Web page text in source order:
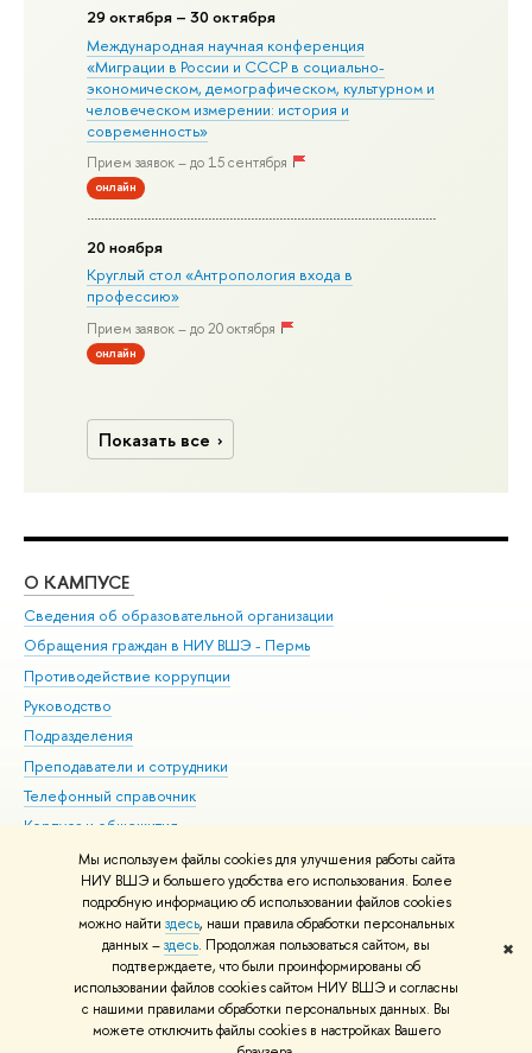
Мы используем файлы cookies для улучшения работы сайта
НИУ ВШЭ и большего удобства его использования. Более
подробную информацию об использовании файлов cookies
можно найти здесь, наши правила обработки персональных
данных –здесь. Продолжая пользоваться сайтом, вы
подтверждаете, что были проинформированы об
использовании файлов cookies сайтом НИУ ВШЭ и согласны
с нашими правилами обработки персональных данных. Вы
можете отключить файлы cookies в настройках Вашего
✖
29 октября – 30 октября
Международная научная конференция
«Миграции в Росcии и СССР в социально-
экономическом, демографическом, культурном и
человеческом измерении: история и
современность»
Прием заявок – до 15 сентября
онлайн
20 ноября
Круглый стол «Антропология входа в
профессию»
Прием заявок – до 20 октября
онлайн
Показать все
О КАМПУСЕ
Сведения об образовательной организации
Обращения граждан в НИУ ВШЭ - Пермь
Противодействие коррупции
Руководство
Подразделения
Преподаватели и сотрудники
Телефонный справочник
Корпуса и общежития
ВШЭ для студентов с ограниченными возможностями
здоровья и инвалидностью
Единая платежная страница
© НИУ ВШЭ 1993–2026 Условия использования материалов Адреса
и контакты Карта сайта
Шрифты HSE Sans и HSE Slab разработаны вШколе дизайна НИУ ВШЭ